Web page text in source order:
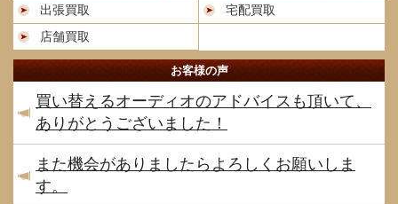
出張買取
宅配買取
店舗買取
お客様の声
買い替えるオーディオのアドバイスも頂いて、
ありがとうございました！
また機会がありましたらよろしくお願いしま
す。